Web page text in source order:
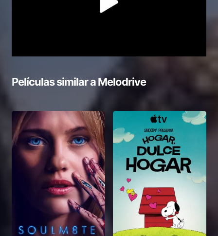
Películas similar aMelodrive